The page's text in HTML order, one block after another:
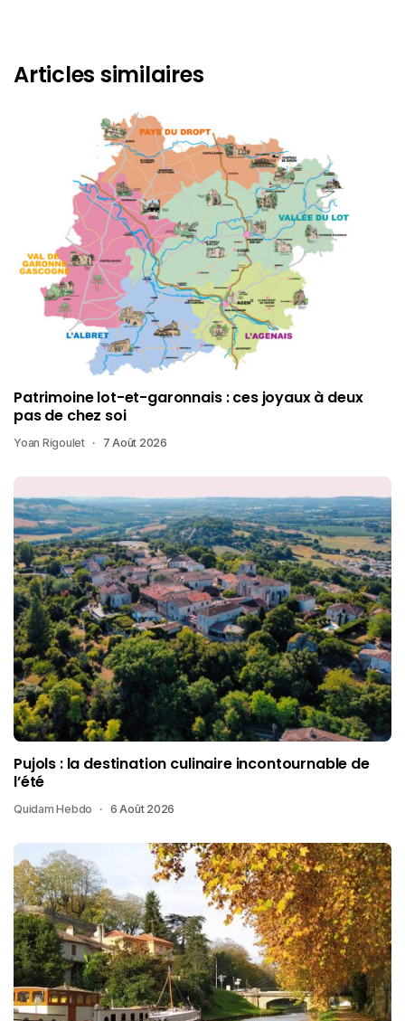
Articles similaires
Patrimoine lot-et-garonnais : ces joyaux à deux
pas de chez soi
Yoan Rigoulet 7 Août 2026
Pujols : la destination culinaire incontournable de
l’été
Quidam Hebdo 6 Août 2026